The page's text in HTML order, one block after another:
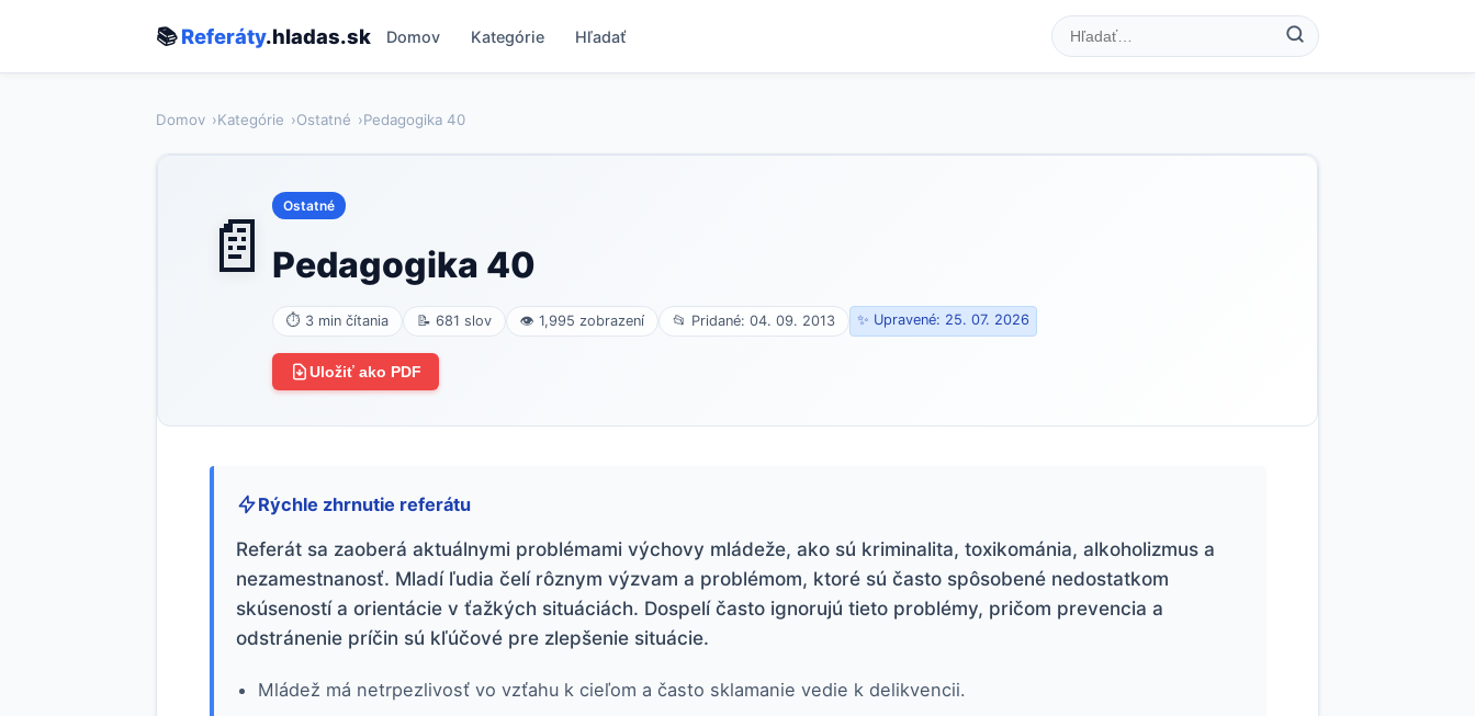
📚Referáty.hladas.sk Domov Kategórie Hľadať
Domov Kategórie Ostatné Pedagogika 40
📄 Ostatné
Pedagogika 40
⏱ 3 min čítania 📝 681 slov 👁 1,995 zobrazení 📂 Pridané: 04. 09. 2013 ✨ Upravené: 25. 07. 2026
Uložiť ako PDF
Rýchle zhrnutie referátu
Referát sa zaoberá aktuálnymi problémami výchovy mládeže, ako sú kriminalita, toxikománia, alkoholizmus a
nezamestnanosť. Mladí ľudia čelí rôznym výzvam a problémom, ktoré sú často spôsobené nedostatkom
skúseností a orientácie v ťažkých situáciách. Dospelí často ignorujú tieto problémy, pričom prevencia a
odstránenie príčin sú kľúčové pre zlepšenie situácie.
Mládež má netrpezlivosť vo vzťahu k cieľom a často sklamanie vedie k delikvencii.